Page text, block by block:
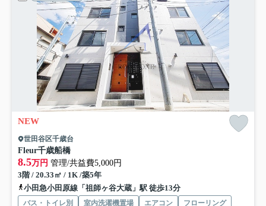
NEW
世田谷区千歳台
Fleur千歳船橋
8.5万円 管理/共益費5,000円
3階 / 20.33㎡ / 1K /築5年
小田急小田原線「祖師ヶ谷大蔵」駅 徒歩13分
バス・トイレ別 室内洗濯機置場 エアコン
フローリング